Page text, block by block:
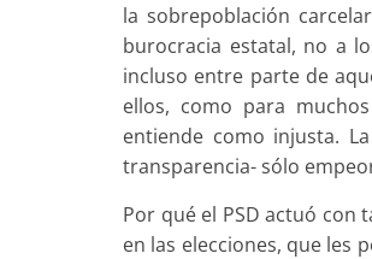
la sobrepoblación
burocracia estatal, no a
incluso entre parte de
ellos, como para
entiende como injusta.
transparencia- sólo
Por qué el PSD actuó
en las elecciones, que les